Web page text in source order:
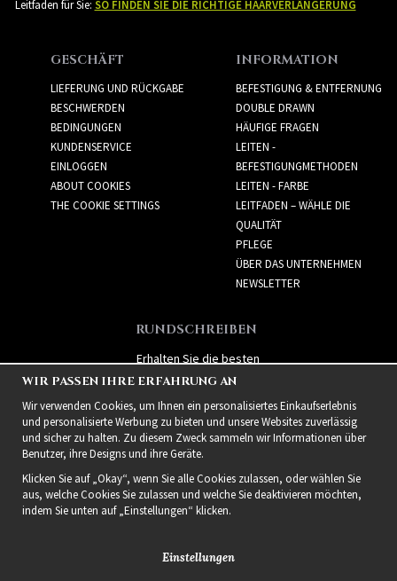
Leitfaden für Sie: SO FINDEN SIE DIE RICHTIGE HAARVERLÄNGERUNG
GESCHÄFT
LIEFERUNG UND RÜCKGABE
BESCHWERDEN
BEDINGUNGEN
KUNDENSERVICE
EINLOGGEN
ABOUT COOKIES
THE COOKIE SETTINGS
INFORMATION
BEFESTIGUNG & ENTFERNUNG
DOUBLE DRAWN
HÄUFIGE FRAGEN
LEITEN -
BEFESTIGUNGMETHODEN
LEITEN - FARBE
LEITFADEN – WÄHLE DIE
QUALITÄT
PFLEGE
ÜBER DAS UNTERNEHMEN
NEWSLETTER
RUNDSCHREIBEN
Erhalten Sie die besten
Angebote und spannende
neue Produkte!
WIR PASSEN IHRE ERFAHRUNG AN
Wir verwenden Cookies, um Ihnen ein personalisiertes Einkaufserlebnis
und personalisierte Werbung zu bieten und unsere Websites zuverlässig
und sicher zu halten. Zu diesem Zweck sammeln wir Informationen über
Benutzer, ihre Designs und ihre Geräte.
Klicken Sie auf „Okay“, wenn Sie alle Cookies zulassen, oder wählen Sie
aus, welche Cookies Sie zulassen und welche Sie deaktivieren möchten,
indem Sie unten auf „Einstellungen“ klicken.
Einstellungen